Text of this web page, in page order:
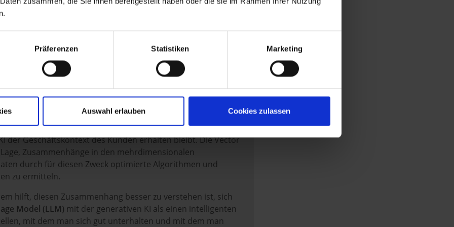
Präferenzen Statistiken Marketing
Auswahl erlauben Cookies zulassen
Analytics bis hin zuHandlungsempfehlungen für die
dem Begriff Prescriptive Analytics zusammengefasst werden
Analytics verknüpft die traditionellen analytische
mit den Möglichkeiten parametrisierbarer generativer KI-
großer Sprachmodelle mit den relevanten
kombinieren und gewährleisten, dass in den Ergebnissen
der Geschäftskontext des Kunden erhalten bleibt. Die Vector
Zusammenhänge in den mehrdimensionalen
durch für diesen Zweck optimierte Algorithmen und
zu ermitteln.
hilft, diesen Zusammenhang besser zu verstehen ist, sich
Model (LLM) mit der generativen KI als einen intelligenten
mit dem man sich gut unterhalten und mit dem man